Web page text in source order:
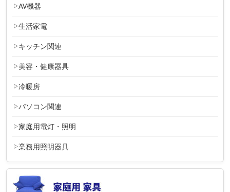
AV機器
生活家電
キッチン関連
美容・健康器具
冷暖房
パソコン関連
家庭用電灯・照明
業務用照明器具